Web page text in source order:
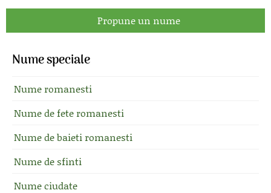
Propune un nume
Nume speciale
Nume romanesti
Nume de fete romanesti
Nume de baieti romanesti
Nume de sfinti
Nume ciudate